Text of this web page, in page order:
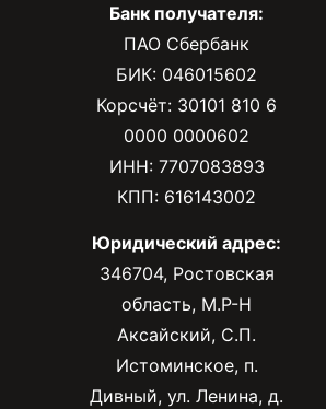
Банк получателя:
ПАО Сбербанк
БИК: 046015602
Корсчёт: 30101 810 6
0000 0000602
ИНН: 7707083893
КПП: 616143002
Юридический адрес:
346704, Ростовская
область, М.Р-Н
Аксайский, С.П.
Истоминское, п.
Дивный, ул. Ленина, д.